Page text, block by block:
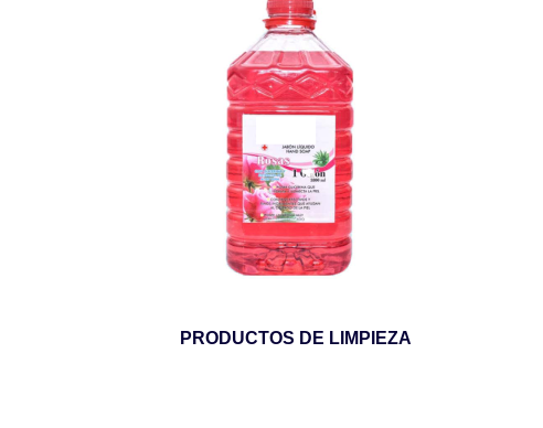
PRODUCTOS DE LIMPIEZA